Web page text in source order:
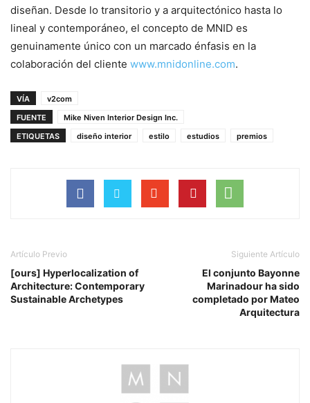
diseñan. Desde lo transitorio y a arquitectónico hasta lo
lineal y contemporáneo, el concepto de MNID es
genuinamente único con un marcado énfasis en la
colaboración del cliente www.mnidonline.com.
VÍA
v2com
FUENTE
Mike Niven Interior Design Inc.
ETIQUETAS
diseño interior estilo estudios premios
Artículo Previo
[ours] Hyperlocalization of
Architecture: Contemporary
Sustainable Archetypes
Siguiente Artículo
El conjunto Bayonne
Marinadour ha sido
completado por Mateo
Arquitectura